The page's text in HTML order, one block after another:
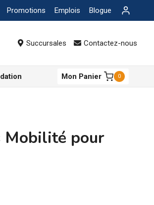
Promotions Emplois Blogue
Succursales Contactez-nous
Mon Panier 0
Mobilité pour